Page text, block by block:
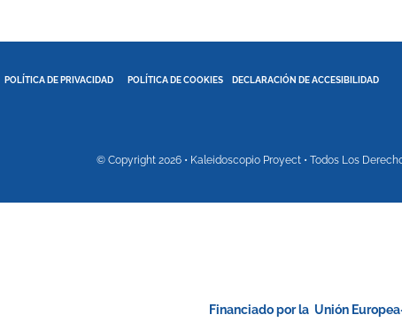
POLÍTICA DE PRIVACIDAD POLÍTICA DE COOKIES DECLARACIÓN DE ACCESIBILIDAD
© Copyright 2026 • Kaleidoscopio Proyect • Todos Los
Financiado por la Unión